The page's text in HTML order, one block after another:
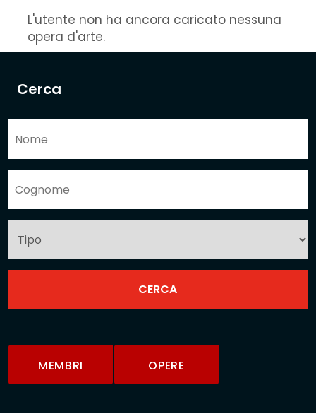
Cerca
MEMBRI OPERE
L'utente non ha ancora caricato nessuna
opera d'arte.